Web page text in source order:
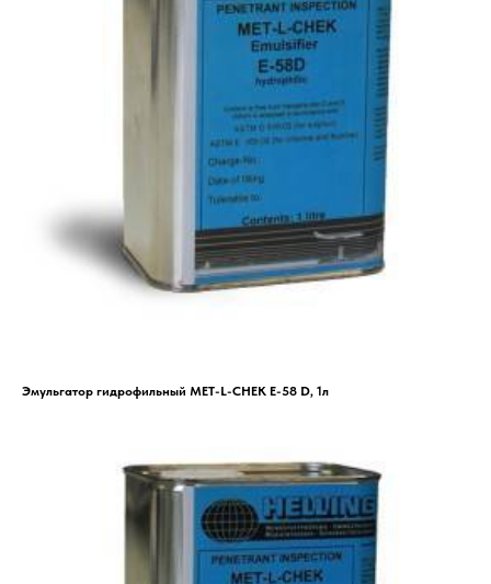
Эмульгатор гидрофильный MET-L-CHEK E-58 D, 1л